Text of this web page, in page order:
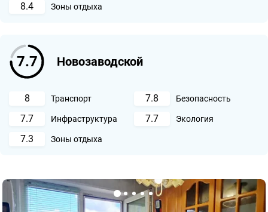
8.4 Зоны отдыха
7.7 Новозаводской
8 Транспорт 7.8 Безопасность
7.7 Инфраструктура 7.7 Экология
7.3 Зоны отдыха